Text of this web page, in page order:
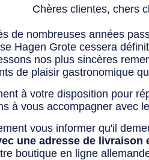
Chères clientes, chers
de nombreuses années
Hagen Grote cessera
nos plus sincères
de plaisir gastronomique
à votre disposition pour
à vous accompagner avec
vous informer qu'il
une adresse de livraison
boutique en ligne